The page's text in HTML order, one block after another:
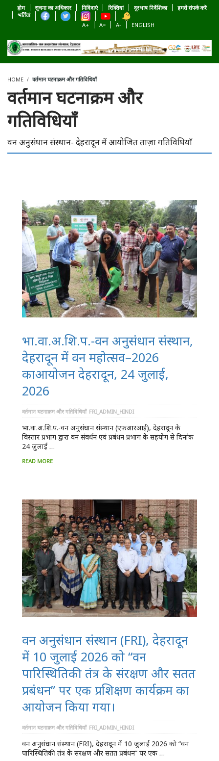
होम सूचना का अधिकार निविदाएं रिक्तियां दूरभाष निर्देशिका
हमसे संपर्क करें
भर्तियां
A+
A= A- ENGLISH
HOME वर्तमान घटनाक्रम और गतिविधियाँ
वर्तमान घटनाक्रम और
गतिविधियाँ
वन अनुसंधान संस्थान- देहरादून में आयोजित ताज़ा गतिविधियाँ
भा.वा.अ.शि.प.-वन अनुसंधान संस्थान,
देहरादून में वन महोत्सव–2026
काआयोजन देहरादून, 24 जुलाई,
2026
वर्तमान घटनाक्रम और गतिविधियाँ FRI_ADMIN_HINDI
भा.वा.अ.शि.प.-वन अनुसंधान संस्थान (एफआरआई), देहरादून के
विस्तार प्रभाग द्वारा वन संवर्धन एवं प्रबंधन प्रभाग के सहयोग से दिनांक
24 जुलाई …
READ MORE
वन अनुसंधान संस्थान (FRI), देहरादून
में 10 जुलाई 2026 को “वन
पारिस्थितिकी तंत्र के संरक्षण और सतत
प्रबंधन” पर एक प्रशिक्षण कार्यक्रम का
आयोजन किया गया।
वर्तमान घटनाक्रम और गतिविधियाँ FRI_ADMIN_HINDI
वन अनुसंधान संस्थान (FRI), देहरादून में 10 जुलाई 2026 को “वन
पारिस्थितिकी तंत्र के संरक्षण और सतत प्रबंधन” पर एक …